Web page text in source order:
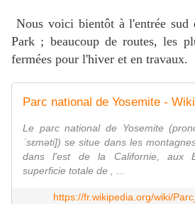
Nous voici bientôt à l'entrée sud
Park ; beaucoup de routes, les
fermées pour l'hiver et en travaux.
Parc national de Yosemite -
Le parc national de Yosemite
ˈsɛməti]) se situe dans les
dans l'est de la Californie, aux
superficie totale de , ...
https://fr.wikipedia.org/wiki/